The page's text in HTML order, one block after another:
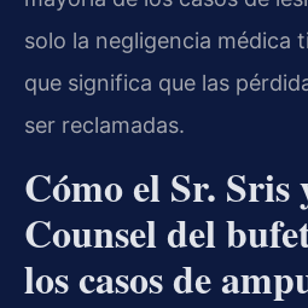
solo la negligencia médica
que significa que las
ser reclamadas.
Cómo el Sr. Sris
Counsel del
los casos de